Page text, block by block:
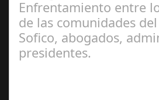
Enfrentamiento entre
de las comunidades
Sofico, abogados,
presidentes.